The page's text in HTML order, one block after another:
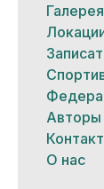
Галерея
Авторы
О нас